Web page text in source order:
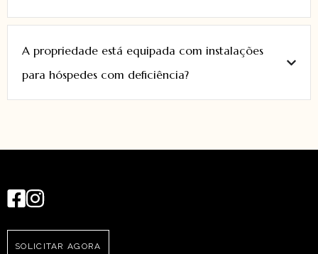
A propriedade está equipada com instalações
para hóspedes com deficiência?
SOLICITAR AGORA